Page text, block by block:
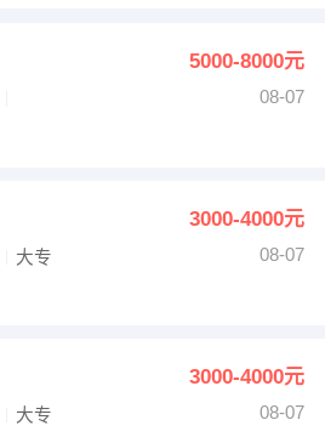
5000-8000元
08-07
3000-4000元
大专
08-07
3000-4000元
大专
08-07